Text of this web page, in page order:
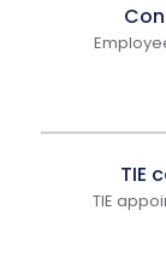
TIE
TIE